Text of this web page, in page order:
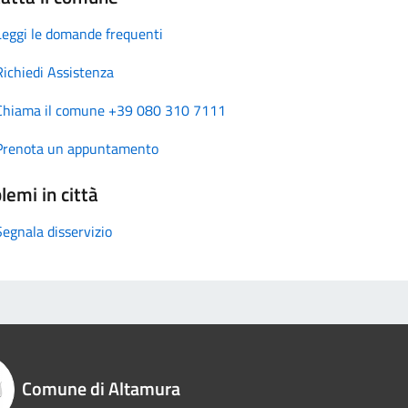
le domande frequenti
Assistenza
il comune +39 080 310 7111
un appuntamento
in città
disservizio
Comune di Altamura